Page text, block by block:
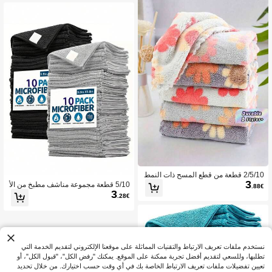
2/5/10 قطعة من قطع المسح ذات النمط
الزهري البوهيمي - ماصة للغاية، سريعة ال
جفاف، من البوليستر الناعم - ضروريات م
3.88€
5/10 قطعة مجموعة مناشف مطبخ من الأ
لياف الدقيقة باللون الرمادي الفاتح، ماصة
للغاية، ناعمة وسهلة التنظيف، مناسبة لتن
حمام والمنزل
3.28€
نستخدم ملفات تعريف الارتباط والتقنيات المماثلة على موقعنا الإلكتروني لتقديم الخدمة التي
تطلبها، وللسعي لتقديم أفضل تجربة ممكنة على الموقع. يمكنك "رفض الكل"، "قبول الكل"، أو
تعيين تفضيلات ملفات تعريف الارتباط الخاصة بك في أي وقت حسب اختيارك. من خلال تحديد